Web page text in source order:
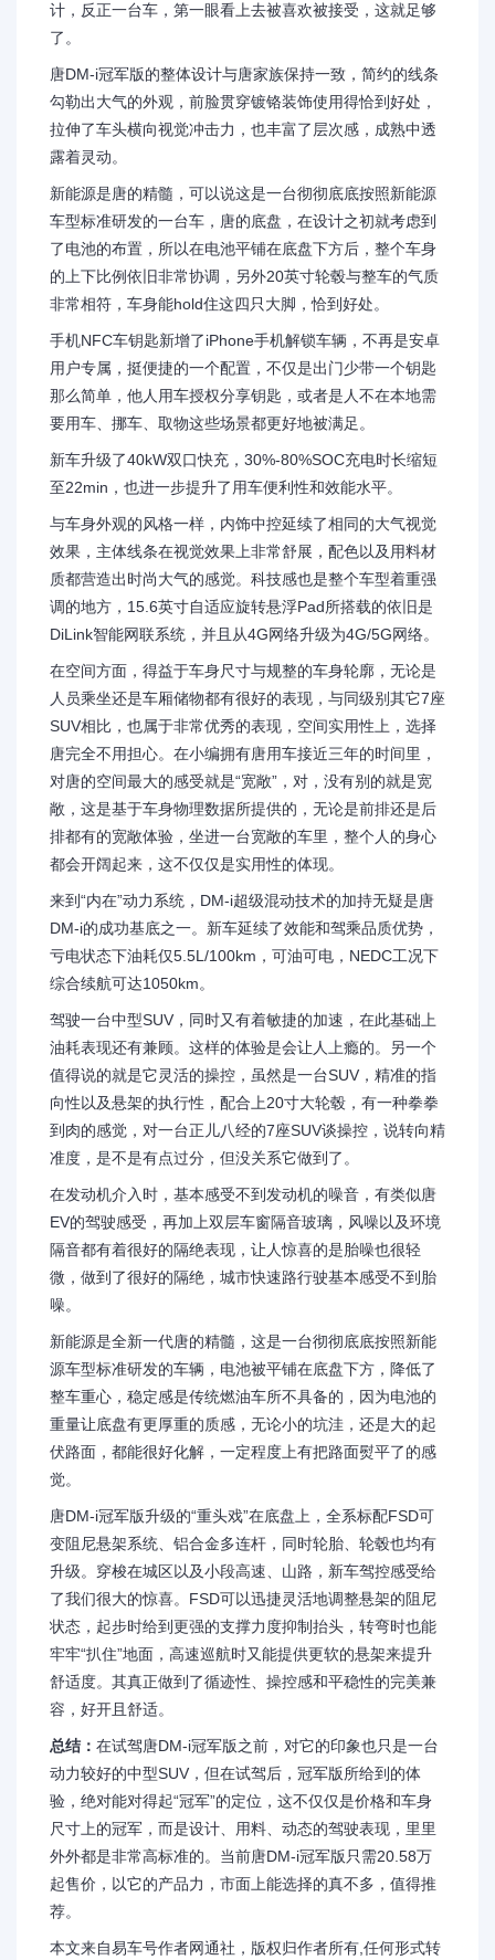
计，反正一台车，第一眼看上去被喜欢被接受，这就足够
了。
唐DM-i冠军版的整体设计与唐家族保持一致，简约的线条
勾勒出大气的外观，前脸贯穿镀铬装饰使用得恰到好处，
拉伸了车头横向视觉冲击力，也丰富了层次感，成熟中透
露着灵动。
新能源是唐的精髓，可以说这是一台彻彻底底按照新能源
车型标准研发的一台车，唐的底盘，在设计之初就考虑到
了电池的布置，所以在电池平铺在底盘下方后，整个车身
的上下比例依旧非常协调，另外20英寸轮毂与整车的气质
非常相符，车身能hold住这四只大脚，恰到好处。
手机NFC车钥匙新增了iPhone手机解锁车辆，不再是安卓
用户专属，挺便捷的一个配置，不仅是出门少带一个钥匙
那么简单，他人用车授权分享钥匙，或者是人不在本地需
要用车、挪车、取物这些场景都更好地被满足。
新车升级了40kW双口快充，30%-80%SOC充电时长缩短
至22min，也进一步提升了用车便利性和效能水平。
与车身外观的风格一样，内饰中控延续了相同的大气视觉
效果，主体线条在视觉效果上非常舒展，配色以及用料材
质都营造出时尚大气的感觉。科技感也是整个车型着重强
调的地方，15.6英寸自适应旋转悬浮Pad所搭载的依旧是
DiLink智能网联系统，并且从4G网络升级为4G/5G网络。
在空间方面，得益于车身尺寸与规整的车身轮廓，无论是
人员乘坐还是车厢储物都有很好的表现，与同级别其它7座
SUV相比，也属于非常优秀的表现，空间实用性上，选择
唐完全不用担心。在小编拥有唐用车接近三年的时间里，
对唐的空间最大的感受就是“宽敞”，对，没有别的就是宽
敞，这是基于车身物理数据所提供的，无论是前排还是后
排都有的宽敞体验，坐进一台宽敞的车里，整个人的身心
都会开阔起来，这不仅仅是实用性的体现。
来到“内在”动力系统，DM-i超级混动技术的加持无疑是唐
DM-i的成功基底之一。新车延续了效能和驾乘品质优势，
亏电状态下油耗仅5.5L/100km，可油可电，NEDC工况下
综合续航可达1050km。
驾驶一台中型SUV，同时又有着敏捷的加速，在此基础上
油耗表现还有兼顾。这样的体验是会让人上瘾的。另一个
值得说的就是它灵活的操控，虽然是一台SUV，精准的指
向性以及悬架的执行性，配合上20寸大轮毂，有一种拳拳
到肉的感觉，对一台正儿八经的7座SUV谈操控，说转向精
准度，是不是有点过分，但没关系它做到了。
在发动机介入时，基本感受不到发动机的噪音，有类似唐
EV的驾驶感受，再加上双层车窗隔音玻璃，风噪以及环境
隔音都有着很好的隔绝表现，让人惊喜的是胎噪也很轻
微，做到了很好的隔绝，城市快速路行驶基本感受不到胎
噪。
新能源是全新一代唐的精髓，这是一台彻彻底底按照新能
源车型标准研发的车辆，电池被平铺在底盘下方，降低了
整车重心，稳定感是传统燃油车所不具备的，因为电池的
重量让底盘有更厚重的质感，无论小的坑洼，还是大的起
伏路面，都能很好化解，一定程度上有把路面熨平了的感
觉。
唐DM-i冠军版升级的“重头戏”在底盘上，全系标配FSD可
变阻尼悬架系统、铝合金多连杆，同时轮胎、轮毂也均有
升级。穿梭在城区以及小段高速、山路，新车驾控感受给
了我们很大的惊喜。FSD可以迅捷灵活地调整悬架的阻尼
状态，起步时给到更强的支撑力度抑制抬头，转弯时也能
牢牢“扒住”地面，高速巡航时又能提供更软的悬架来提升
舒适度。其真正做到了循迹性、操控感和平稳性的完美兼
容，好开且舒适。
总结： 在试驾唐DM-i冠军版之前，对它的印象也只是一台
动力较好的中型SUV，但在试驾后，冠军版所给到的体
验，绝对能对得起“冠军”的定位，这不仅仅是价格和车身
尺寸上的冠军，而是设计、用料、动态的驾驶表现，里里
外外都是非常高标准的。当前唐DM-i冠军版只需20.58万
起售价，以它的产品力，市面上能选择的真不多，值得推
荐。
本文来自易车号作者网通社，版权归作者所有,任何形式转